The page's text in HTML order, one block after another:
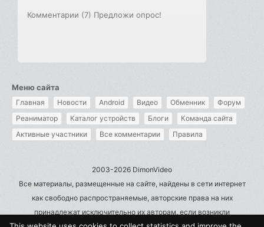
Комментарии (7) Предложи опрос!
Меню сайта
Главная Новости Android Видео Обменник
Форум
Реаниматор
Каталог устройств Блоги
Команда сайта
Активные участники
Все комментарии Правила
2003-2026 DimonVideo
Все материалы, размещенные на сайте, найдены в сети интернет
как свободно распространяемые, авторские права на них
принадлежат исключительно их авторам, если возникли